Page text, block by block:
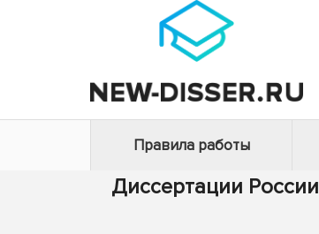
Правила работы
Диссертации России